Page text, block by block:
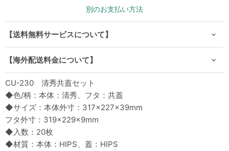
別のお支払い方法
【送料無料サービスについて】
【海外配送料金について】
CU-230 清秀共蓋セット
◆色/柄：本体：清秀、フタ：共蓋
◆サイズ：本体外寸：317×227×39mm
フタ外寸：319×229×9mm
◆入数：20枚
◆材質：本体：HIPS、蓋：HIPS